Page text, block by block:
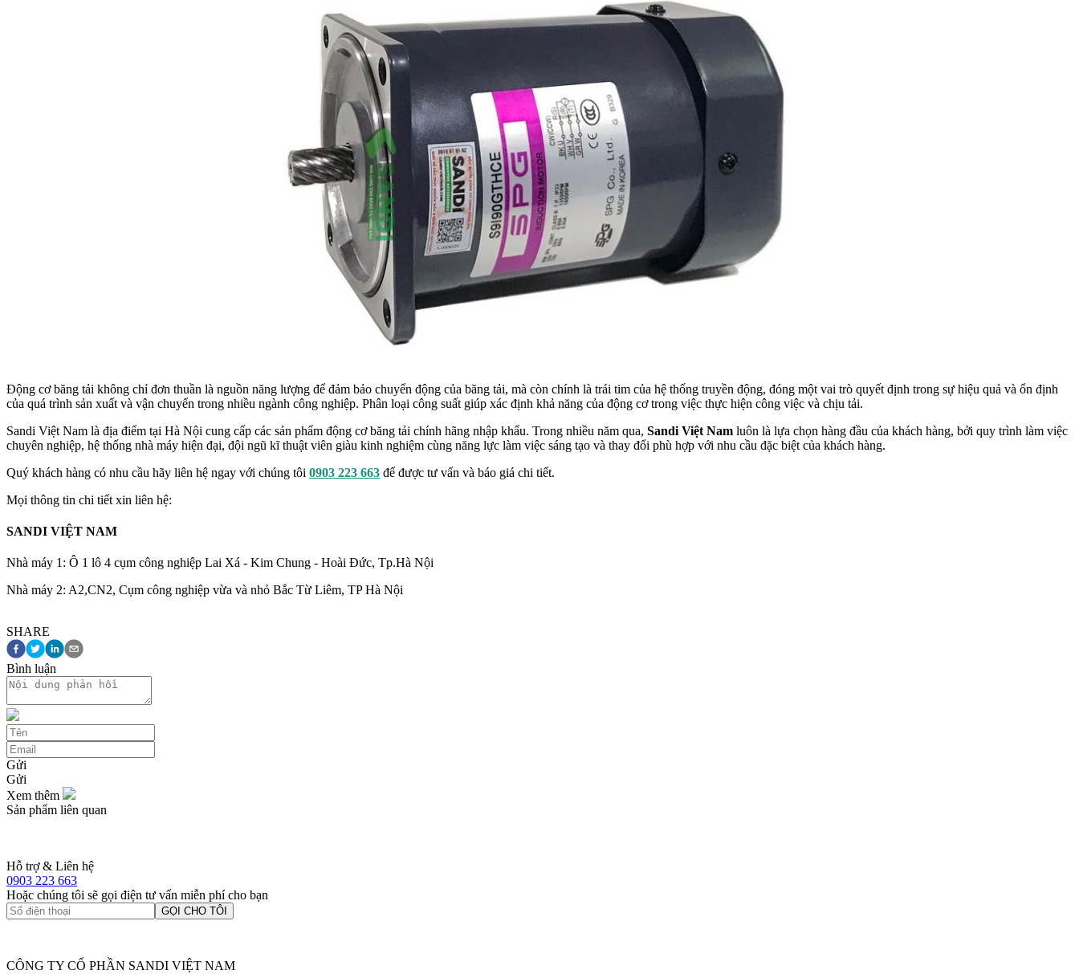
Động cơ băng tải không chỉ đơn thuần là nguồn năng lượng để đảm bảo chuyển động của băng tải, mà còn chính là trái tim của hệ thống truyền động, đóng một vai trò quyết định trong sự hiệu quả và ổn định
của quá trình sản xuất và vận chuyển trong nhiều ngành công nghiệp. Phân loại công suất giúp xác định khả năng của động cơ trong việc thực hiện công việc và chịu tải.
Sandi Việt Nam là địa điểm tại Hà Nội cung cấp các sản phẩm động cơ băng tải chính hãng nhập khẩu. Trong nhiều năm qua, Sandi Việt Nam luôn là lựa chọn hàng đầu của khách hàng, bởi quy trình làm việc
chuyên nghiệp, hệ thống nhà máy hiện đại, đội ngũ kĩ thuật viên giàu kinh nghiệm cùng năng lực làm việc sáng tạo và thay đổi phù hợp với nhu cầu đặc biệt của khách hàng.
Quý khách hàng có nhu cầu hãy liên hệ ngay với chúng tôi 0903 223 663 để được tư vấn và báo giá chi tiết.
Mọi thông tin chi tiết xin liên hệ:
SANDI VIỆT NAM
Nhà máy 1: Ô 1 lô 4 cụm công nghiệp Lai Xá - Kim Chung - Hoài Đức, Tp.Hà Nội
Nhà máy 2: A2,CN2, Cụm công nghiệp vừa và nhỏ Bắc Từ Liêm, TP Hà Nội
SHARE
Bình luận
Gửi
Gửi
Xem thêm
Sản phẩm liên quan
Hỗ trợ & Liên hệ
0903 223 663
Hoặc chúng tôi sẽ gọi điện tư vấn miễn phí cho bạn
GỌI CHO TÔI
CÔNG TY CỔ PHẦN SANDI VIỆT NAM